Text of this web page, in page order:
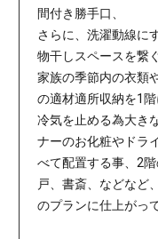
間付き勝手口、
さらに、洗濯動線に
物干しスペースを繋
家族の季節内の衣類
の適材適所収納を1
冷気を止める為大き
ナーのお化粧やドラ
べて配置する事、2
戸、書斎、などなど
のプランに仕上がっ